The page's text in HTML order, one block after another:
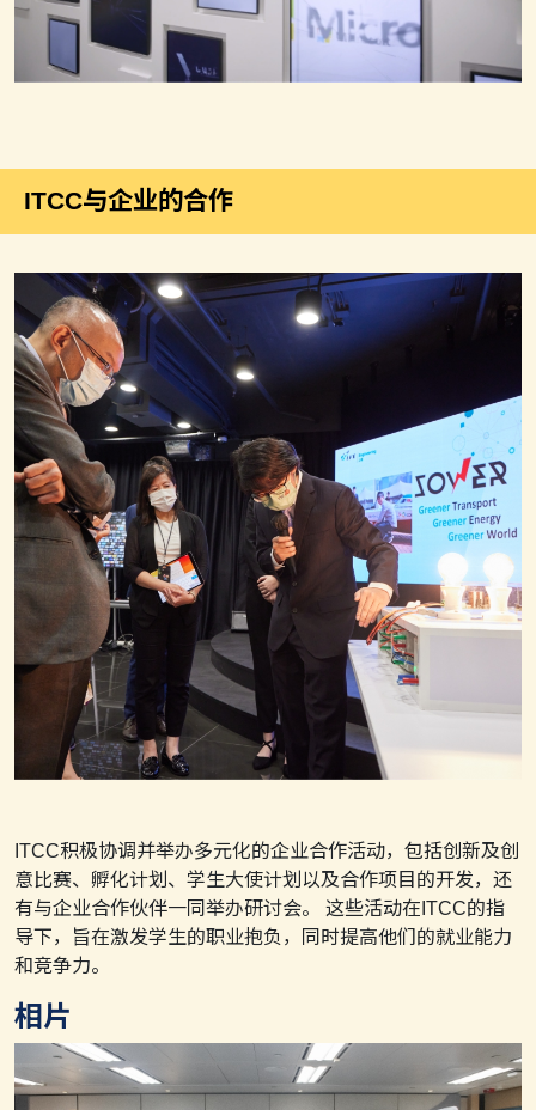
ITCC与企业的合作
ITCC积极协调并举办多元化的企业合作活动，包括创新及创
意比赛、孵化计划、学生大使计划以及合作项目的开发，还
有与企业合作伙伴一同举办研讨会。 这些活动在ITCC的指
导下，旨在激发学生的职业抱负，同时提高他们的就业能力
和竞争力。
相片